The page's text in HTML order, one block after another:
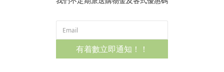
有着數立即通知！！